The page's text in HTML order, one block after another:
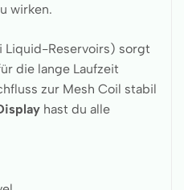
wirken.
Liquid-Reservoirs) sorgt
die lange Laufzeit
zur Mesh Coil stabil
hast du alle